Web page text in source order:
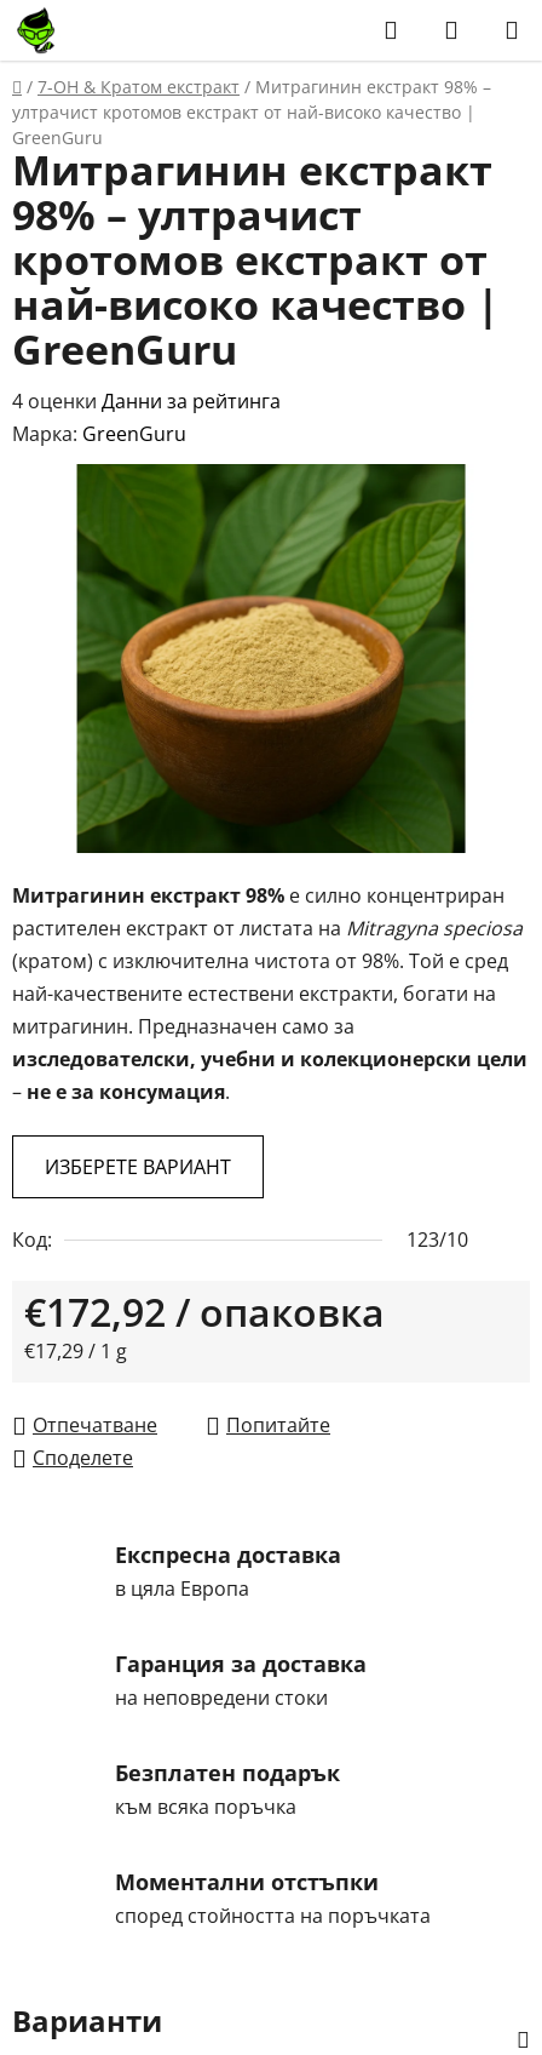
Преминаване
към
съдържанието
Търсене
ЗА
Начало
/ 7-OH & Кратом екстракт / Митрагинин екстракт 98% –
ултрачист кротомов екстракт от най-високо качество |
GreenGuru
Митрагинин екстракт 98% е силно концентриран
растителен екстракт от листата на Mitragyna speciosa
(кратом) с изключителна чистота от 98%. Той е сред
най-качествените естествени екстракти, богати на
митрагинин. Предназначен само за
изследователски, учебни и колекционерски цели
– не е за консумация.
ИЗБЕРЕТЕ ВАРИАНТ
Код: 123/10
€172,92 / опаковка
Измерване на цената:
€17,29 / 1 g
Отпечатване
Попитайте
Споделете
Митрагинин екстракт
98% – ултрачист
кротомов екстракт от
най-високо качество |
GreenGuru
Средната
оценка
звезди.
4 оценки Данни за рейтинга
Марка: GreenGuru
Експресна доставка
в цяла Европа
Гаранция за доставка
на неповредени стоки
Безплатен подарък
към всяка поръчка
Моментални отстъпки
според стойността на поръчката
Варианти